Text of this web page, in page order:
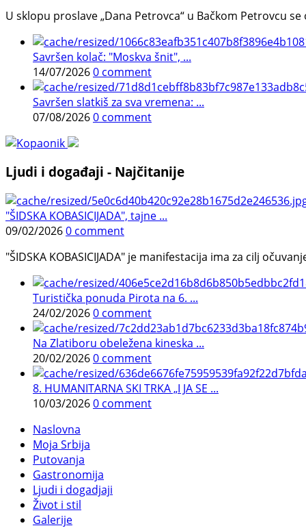
U sklopu proslave „Dana Petrovca“ u Bačkom Petrovcu
Savršen kolač: "Moskva šnit", ...
14/07/20260 comment
Savršen slatkiš za sva vremena: ...
07/08/20260 comment
Ljudi i događaji - Najčitanije
"ŠIDSKA KOBASICIJADA", tajne ...
09/02/20260 comment
"ŠIDSKA KOBASICIJADA" je manifestacija ima za cilj
Turistička ponuda Pirota na 6. ...
24/02/20260 comment
Na Zlatiboru obeležena kineska ...
20/02/20260 comment
8. HUMANITARNA SKI TRKA „I JA SE ...
10/03/20260 comment
Naslovna
Moja Srbija
Putovanja
Gastronomija
Ljudi i dogadjaji
Život i stil
Galerije